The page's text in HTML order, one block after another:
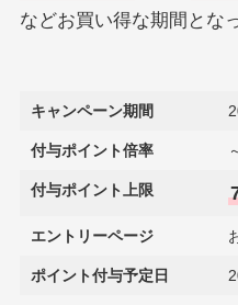
などお買い得な期間とな
キャンペーン期間
付与ポイント倍率
付与ポイント上限
エントリーページ
ポイント付与予定日